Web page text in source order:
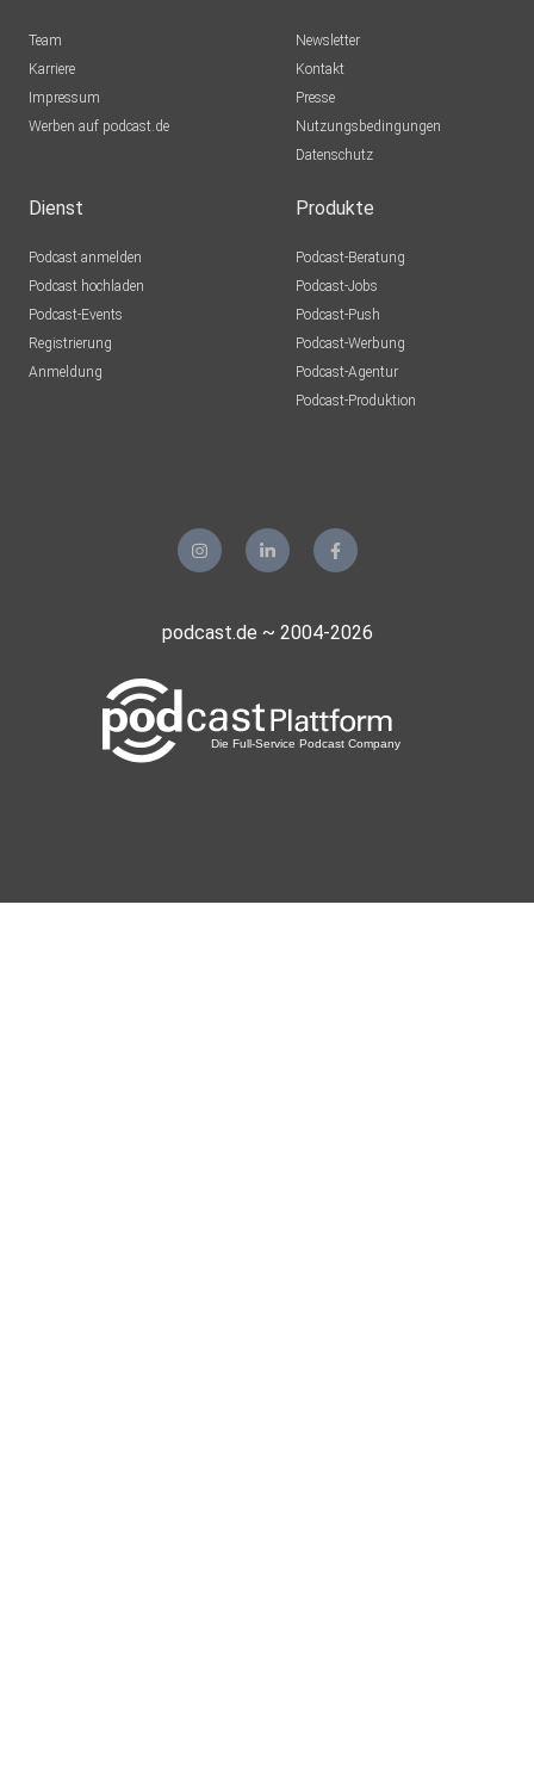
Folge direkt herunterladen
Team
Karriere
Impressum
Werben auf podcast.de
Newsletter
Kontakt
Presse
Nutzungsbedingungen
Datenschutz
Dienst
Podcast anmelden
Podcast hochladen
Podcast-Events
Registrierung
Anmeldung
Produkte
Podcast-Beratung
Podcast-Jobs
Podcast-Push
Podcast-Werbung
Podcast-Agentur
Podcast-Produktion
podcast.de ~ 2004-2026